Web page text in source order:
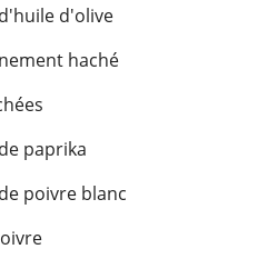
d'olive
haché
paprika
poivre blanc